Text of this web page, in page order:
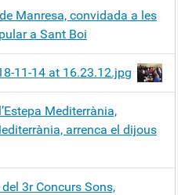
Manresa, convidada a les
a Sant Boi
11-14 at 16.23.12.jpg
Mediterrània,
arrenca el dijous
3r Concurs Sons,